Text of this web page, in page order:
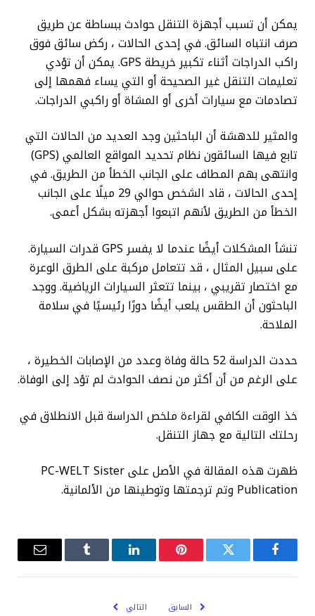
يمكن أن تسبب أجهزة التنقل حوادث ببساطة عن طريق
صرف انتباه السائق. في إحدى الحالات ، ركض سائق فوق
راكب الدراجات أثناء تكبير خريطة GPS. يمكن أن تؤدي
تعليمات التنقل غير الصحيحة أو التي يساء فهمها إلى
تصادمات مع سيارات أخرى أو المشاة أو راكبي الدراجات.
والمثير للدهشة أن الباحثين وجد العديد من الحالات التي
تابع فيها السائقون نظام تحديد المواقع العالمي (GPS)
وانتهى بهم المطاف على الجانب الخطأ من الطريق. في
إحدى الحالات ، قاد الشخص حوالي 29 ميلًا على الجانب
الخطأ من الطريق لأنهم اتبعوا أجهزته بشكل أعمى.
تنشأ المشكلات أيضًا عندما لا يفسر GPS قدرات السيارة.
على سبيل المثال ، قد تتعامل مركبة على الطرق الوعرة
مع اختصار تقريبي ، بينما تتعثر السيارات الرياضية. ووجد
الباحثون أن الطقس يلعب أيضًا دورًا رئيسيًا في سلامة
الملاحة.
حددت الدراسة 52 حالة وفاة وعدد من الإصابات الخطيرة ،
على الرغم من أن أكثر من نصف الحوادث لم تؤد إلى الوفاة.
خذ الوقت الكافي لقراءة ملخص الدراسة قبل الانطلاق في
رحلتك التالية مع جهاز التنقل.
ظهرت هذه المقالة في الأصل على PC-WELT Sister
Publication وتم ترجمتها وتوطينها من الألمانية.
فيسبوكتويتر بينتيريستلينكدإن Tumblrالبريد
السابق التالي